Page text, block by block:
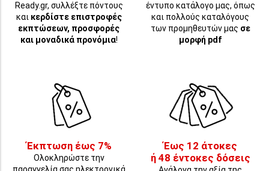
Ready.gr, συλλέξτε πόντους
και κερδίστε επιστροφές
εκπτώσεων, προσφορές
και μοναδικά προνόμια!
έντυπο κατάλογο μας, όπως
και πολλούς καταλόγους
των προμηθευτών μας σε
μορφή pdf
Έκπτωση έως 7%
Ολοκληρώστε την
Έως 12 άτοκες
ή 48 έντοκες δόσεις